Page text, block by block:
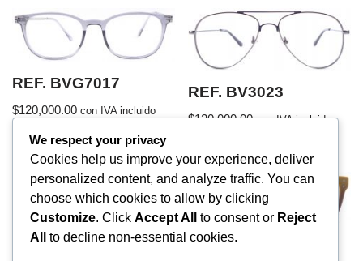
REF. BVG7017
$120,000.00 con IVA incluido
REF. BV3023
$120,000.00 con IVA incluido
We respect your privacy
Cookies help us improve your experience, deliver
personalized content, and analyze traffic. You can
choose which cookies to allow by clicking
Customize. Click Accept All to consent or Reject
All
to decline non-essential cookies.